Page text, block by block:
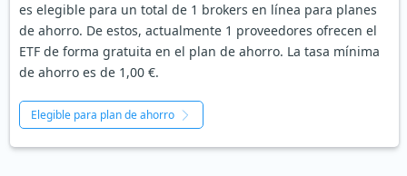
es elegible para un total de 1 brokers en línea para planes
de ahorro. De estos, actualmente 1 proveedores ofrecen el
ETF de forma gratuita en el plan de ahorro. La tasa mínima
de ahorro es de 1,00 €.
Elegible para plan de ahorro